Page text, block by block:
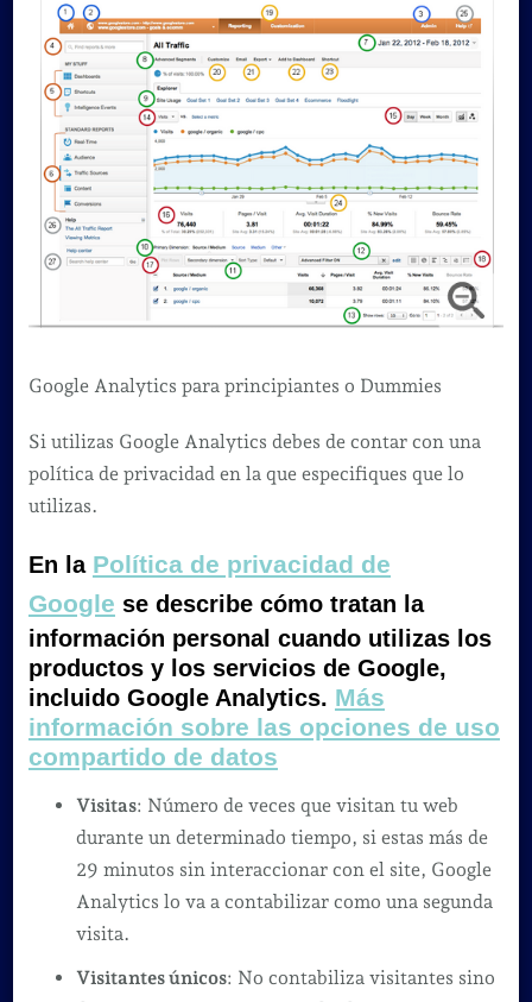
Google Analytics para principiantes o Dummies
Si utilizas Google Analytics debes de contar con una
política de privacidad en la que especifiques que lo
utilizas.
En la Política de privacidad de
Google se describe cómo tratan la
información personal cuando utilizas los
productos y los servicios de Google,
incluido Google Analytics. Más
información sobre las opciones de uso
compartido de datos
Visitas: Número de veces que visitan tu web
durante un determinado tiempo, si estas más de
29 minutos sin interaccionar con el site, Google
Analytics lo va a contabilizar como una segunda
visita.
Visitantes únicos: No contabiliza visitantes sino